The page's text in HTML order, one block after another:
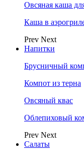
Овсяная каша
Каша в
Prev Next
Напитки
Брусничный
Компот из терна
Овсяный квас
Облепиховый
Prev Next
Салаты